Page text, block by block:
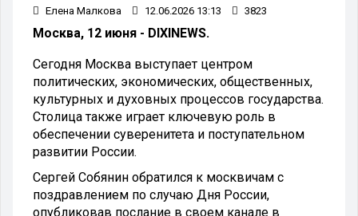
Елена Малкова 12.06.2026 13:13 3823
Москва, 12 июня - DIXINEWS.
Сегодня Москва выступает центром
политических, экономических, общественных,
культурных и духовных процессов государства.
Столица также играет ключевую роль в
обеспечении суверенитета и поступательном
развитии России.
Сергей Собянин обратился к москвичам с
поздравлением по случаю Дня России,
опубликовав послание в своем канале в